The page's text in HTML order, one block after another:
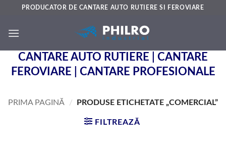
content
PRODUCATOR DE CANTARE AUTO RUTIERE SI FEROVIARE
CANTARE AUTO RUTIERE | CANTARE
FEROVIARE | CANTARE PROFESIONALE
PRIMA PAGINĂ / PRODUSE ETICHETATE „COMERCIAL”
FILTREAZĂ